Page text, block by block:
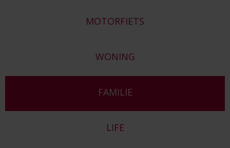
MOTORFIETS
WONING
FAMILIE
LIFE